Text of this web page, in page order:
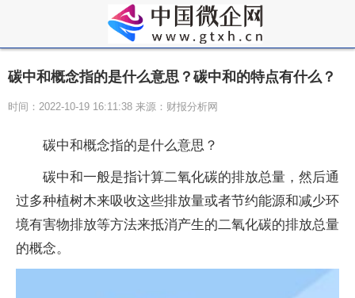
碳中和概念指的是什么意思？碳中和的特点有什么？
时间：2022-10-19 16:11:38 来源：财报分析网
碳中和概念指的是什么意思？
碳中和一般是指计算二氧化碳的排放总量，然后通
过多种植树木来吸收这些排放量或者节约能源和减少环
境有害物排放等方法来抵消产生的二氧化碳的排放总量
的概念。